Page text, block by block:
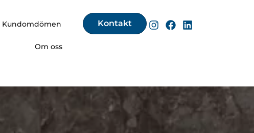
Kundomdömen
Om oss
Kontakt